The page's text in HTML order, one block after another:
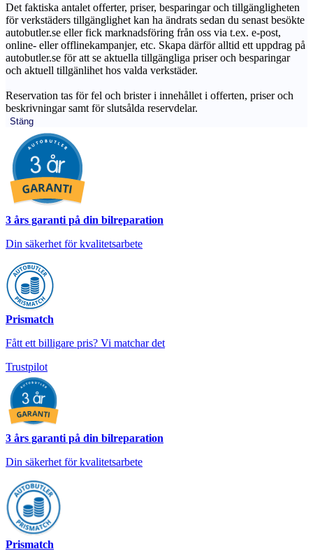
Det faktiska antalet offerter, priser, besparingar och tillgängligheten
för verkstäders tillgänglighet kan ha ändrats sedan du senast besökte
autobutler.se eller fick marknadsföring från oss via t.ex. e-post,
online- eller offlinekampanjer, etc. Skapa därför alltid ett uppdrag på
autobutler.se för att se aktuella tillgängliga priser och besparingar
och aktuell tillgänlihet hos valda verkstäder.
Reservation tas för fel och brister i innehållet i offerten, priser och
beskrivningar samt för slutsålda reservdelar.
Stäng
3 års garanti på din bilreparation
Din säkerhet för kvalitetsarbete
Prismatch
Fått ett billigare pris? Vi matchar det
Trustpilot
3 års garanti på din bilreparation
Din säkerhet för kvalitetsarbete
Prismatch